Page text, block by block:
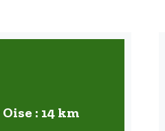
: 14 km